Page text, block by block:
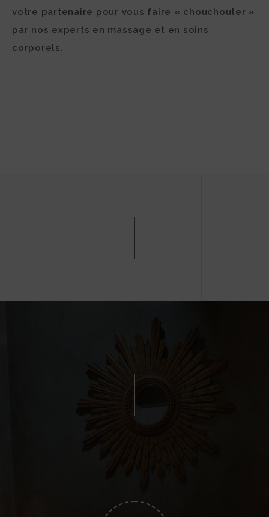
votre partenaire pour vous faire « chouchouter »
par nos experts en massage et en soins
corporels.